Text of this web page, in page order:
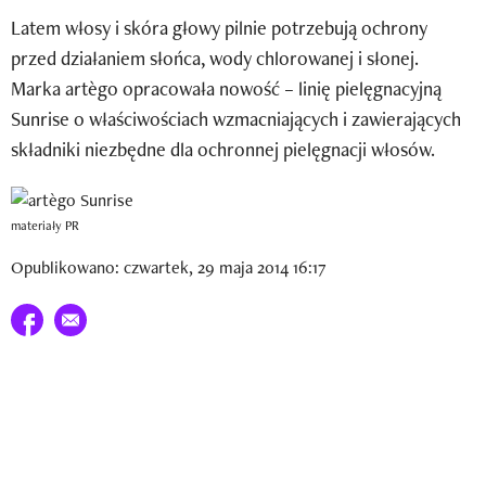
Wizaz Summer Influ School
Mój profil / Zarejestruj się
Latem włosy i skóra głowy pilnie potrzebują ochrony
przed działaniem słońca, wody chlorowanej i słonej.
Marka artègo opracowała nowość – linię pielęgnacyjną
Sunrise o właściwościach wzmacniających i zawierających
składniki niezbędne dla ochronnej pielęgnacji włosów.
materiały PR
Opublikowano: czwartek, 29 maja 2014 16:17
Udostępnij na facebook
E-mail do przyjaciela